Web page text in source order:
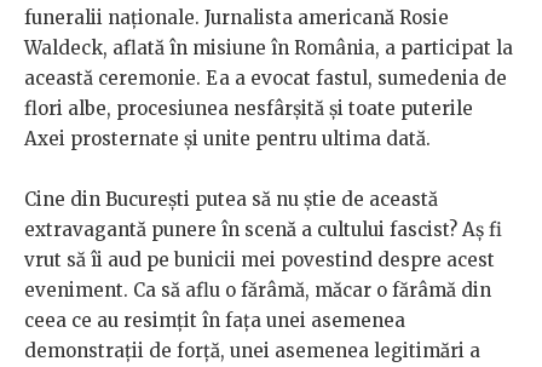
funeralii naționale. Jurnalista americană Rosie
Waldeck, aflată în misiune în România, a participat la
această ceremonie. Ea a evocat fastul, sumedenia de
flori albe, procesiunea nesfârșită și toate puterile
Axei prosternate și unite pentru ultima dată.
Cine din București putea să nu știe de această
extravagantă punere în scenă a cultului fascist? Aș fi
vrut să îi aud pe bunicii mei povestind despre acest
eveniment. Ca să aflu o fărâmă, măcar o fărâmă din
ceea ce au resimțit în fața unei asemenea
demonstrații de forță, unei asemenea legitimări a